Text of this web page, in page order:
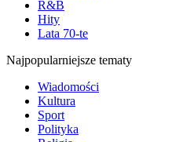
R&B
Hity
Lata 70-te
Najpopularniejsze tematy
Wiadomości
Kultura
Sport
Polityka